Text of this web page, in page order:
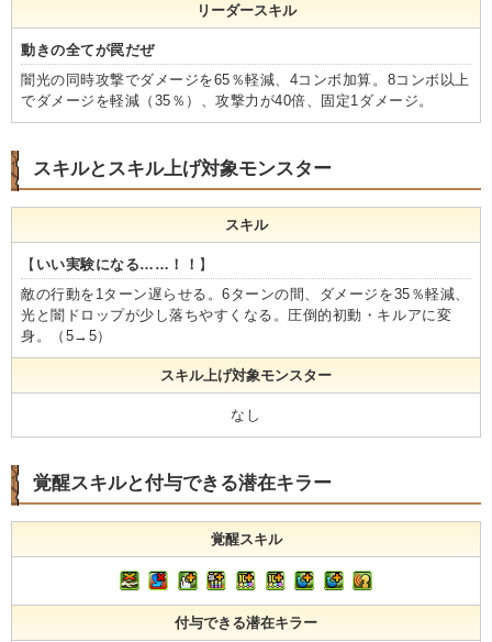
リーダースキル
動きの全てが罠だぜ
闇光の同時攻撃でダメージを65％軽減、4コンボ加算。8コンボ以上
でダメージを軽減（35％）、攻撃力が40倍、固定1ダメージ。
スキルとスキル上げ対象モンスター
スキル
【 いい実験になる……！！ 】
敵の行動を1ターン遅らせる。6ターンの間、ダメージを35％軽減、
光と闇ドロップが少し落ちやすくなる。圧倒的初動・キルアに変
身。（5→5）
スキル上げ対象モンスター
なし
覚醒スキルと付与できる潜在キラー
覚醒スキル
付与できる潜在キラー